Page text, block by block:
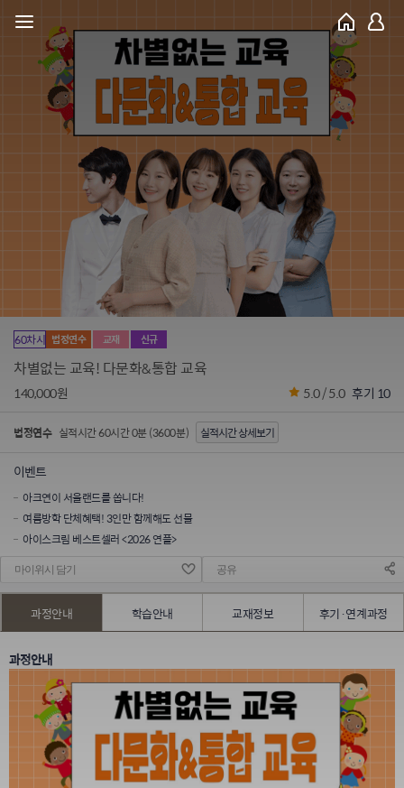
60차시 법정연수 교재 신규
차별없는 교육! 다문화&통합 교육
140,000원 5.0 / 5.0 후기 10
법정연수 실적시간 60시간 0분 (3600분) 실적시간 상세보기
이벤트
아크연이 서울랜드를 쏩니다!
여름방학 단체혜택! 3인만 함께해도 선물
아이스크림 베스트셀러 <2026 연플>
마이위시 담기 공유
과정안내 학습안내 교재정보 후기·연계과정
과정안내